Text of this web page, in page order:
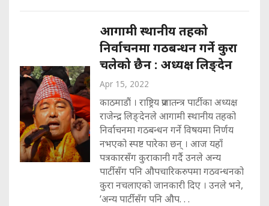
आगामी स्थानीय तहको
निर्वाचनमा गठबन्धन गर्ने कुरा
चलेको छैन : अध्यक्ष लिङ्देन
Apr 15, 2022
काठमाडौं । राष्ट्रिय प्रजातन्त्र पार्टीका अध्यक्ष
राजेन्द्र लिङ्देनले आगामी स्थानीय तहको
निर्वाचनमा गठबन्धन गर्ने विषयमा निर्णय
नभएको स्पष्ट पारेका छन् । आज यहाँ
पत्रकारसँग कुराकानी गर्दै उनले अन्य
पार्टीसँग पनि औपचारिकरुपमा गठवन्धनको
कुरा नचलाएको जानकारी दिए । उनले भने,
‘अन्य पार्टीसँग पनि औप. . .